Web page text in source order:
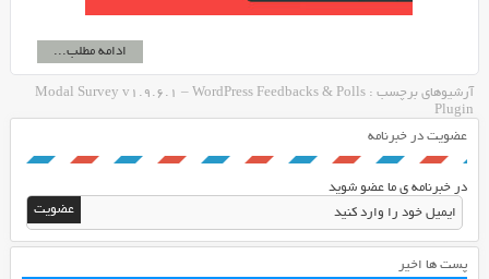
ادامه مطلب...
آرشیوهای برچسب : Modal Survey v1.9.6.1 – WordPress Feedbacks & Polls
Plugin
عضویت در خبرنامه
در خبرنامه ی ما عضو شوید
پست ها اخیر